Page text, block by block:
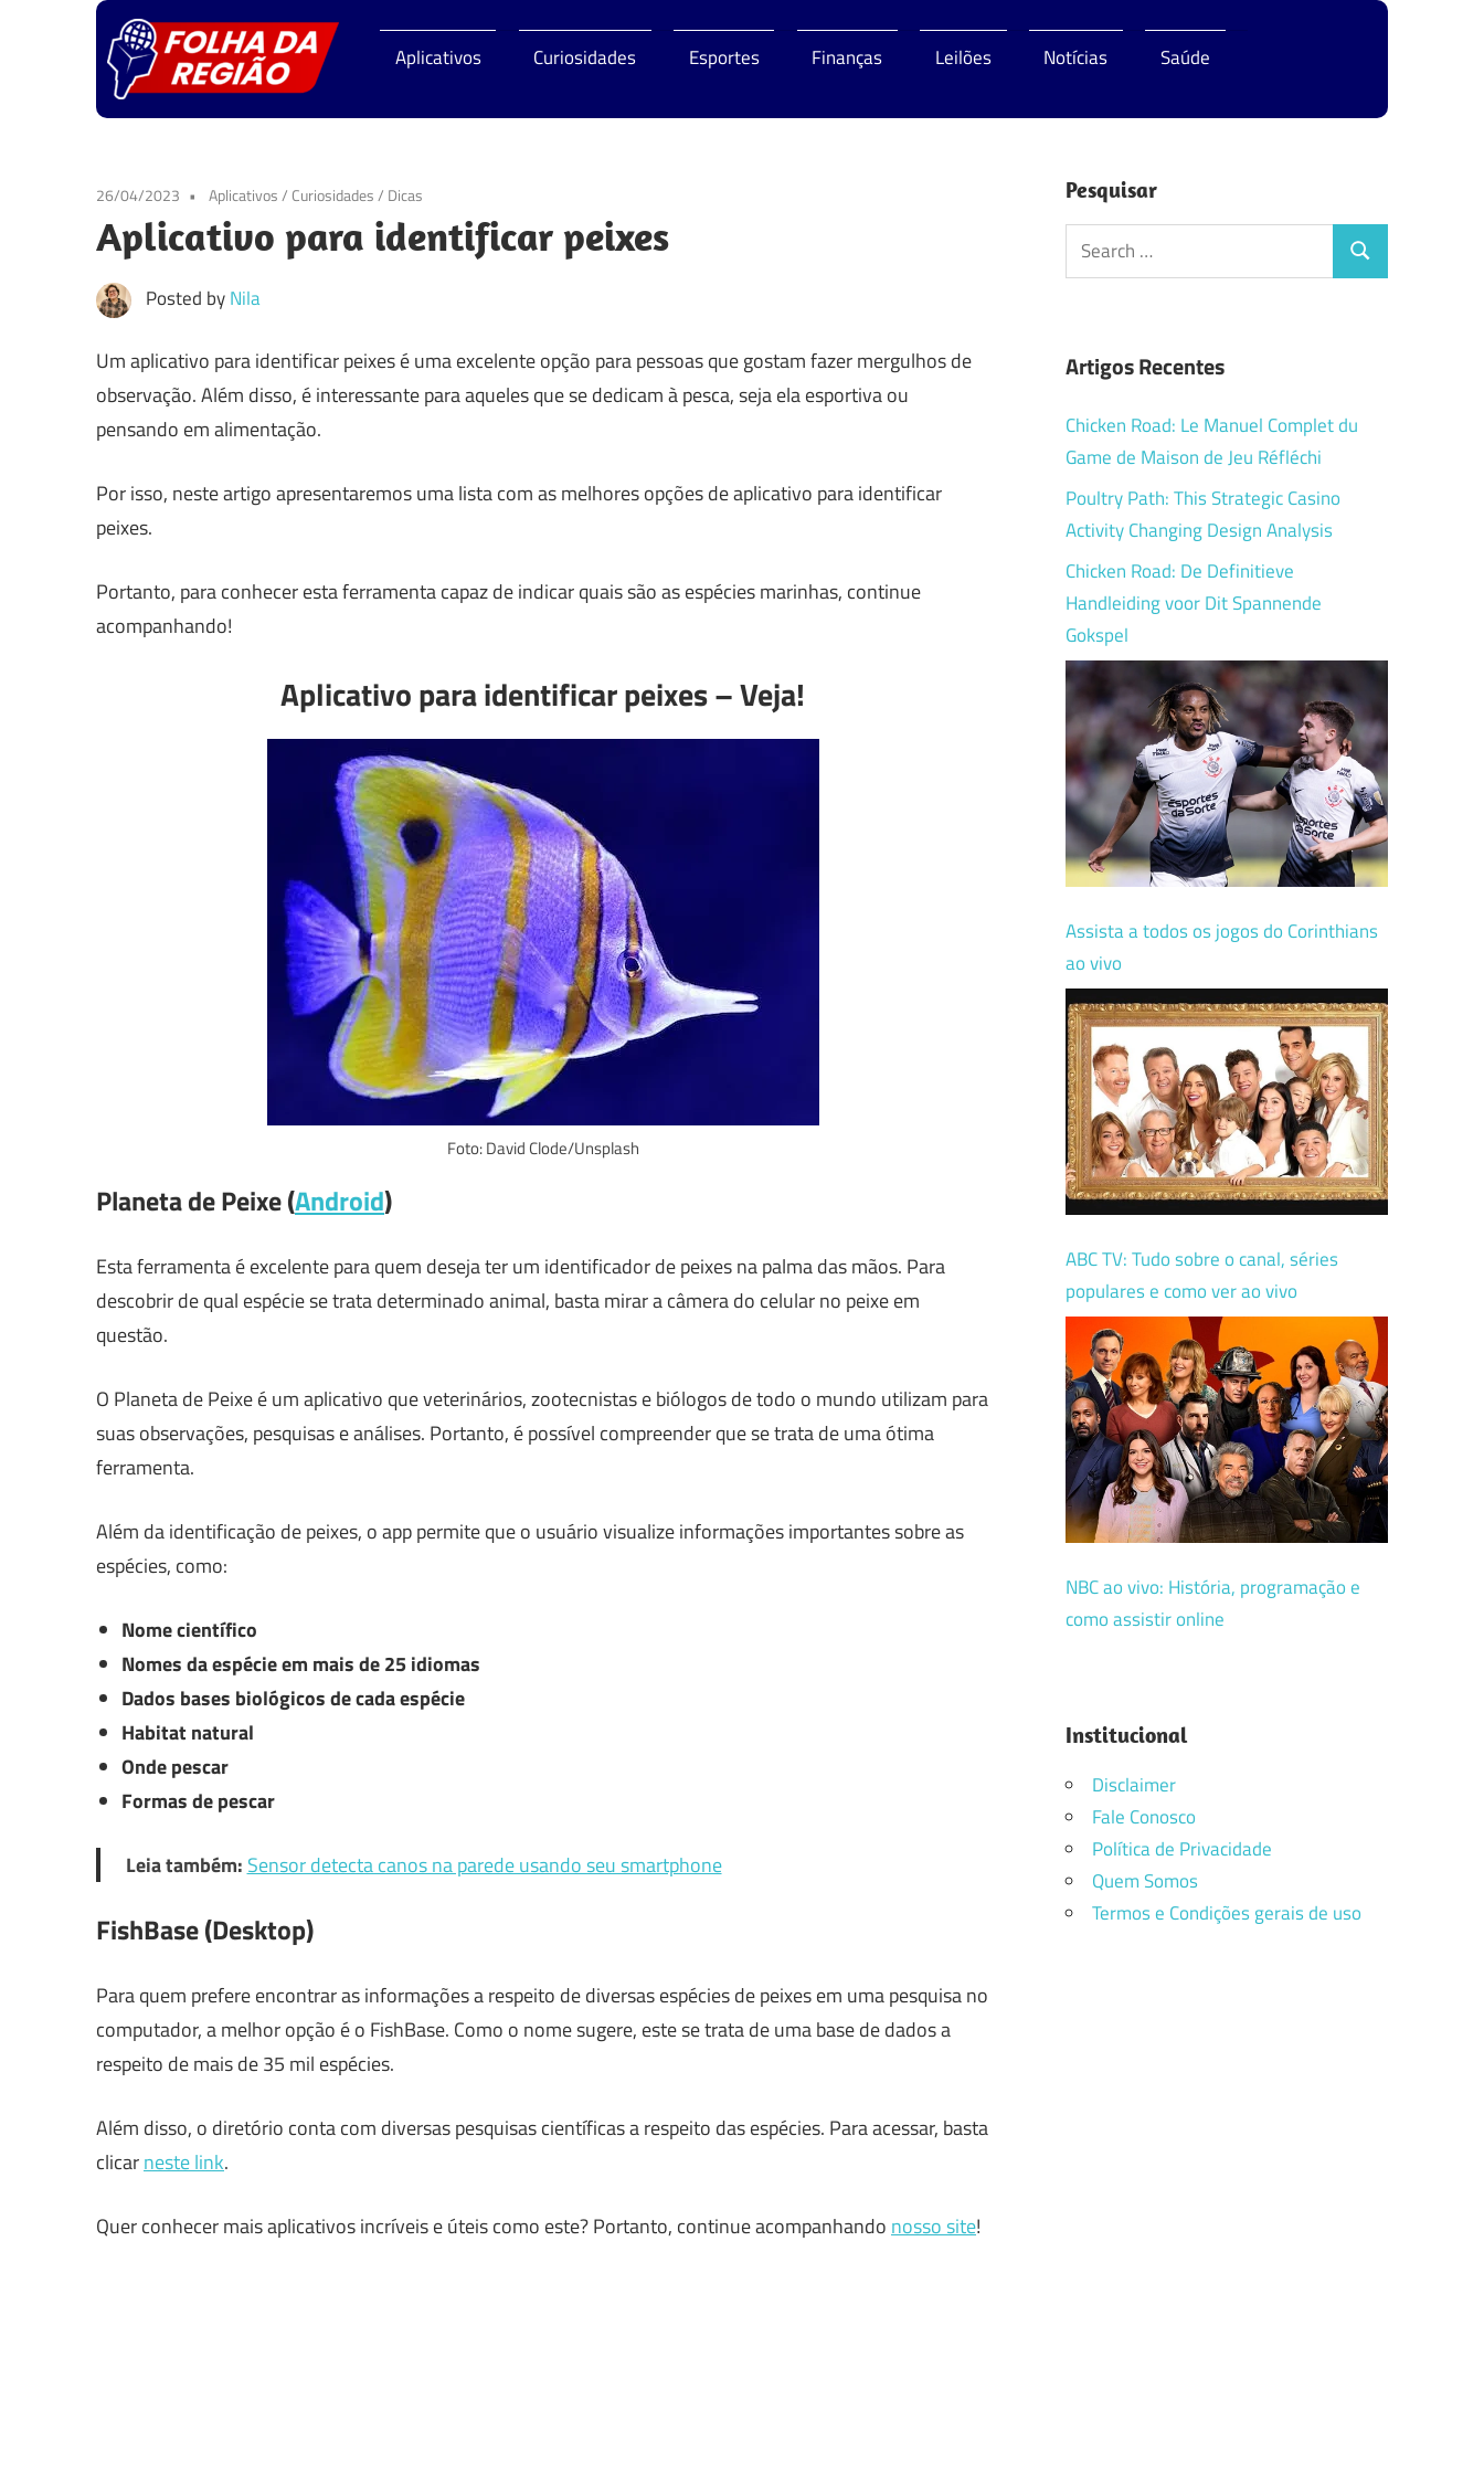
Skip
to
content
Folha
da
Região
Aplicativos Curiosidades Esportes Finanças Leilões Notícias Saúde
26/04/2023 Aplicativos/ Curiosidades/ Dicas
Aplicativo para identificar peixes
Posted byNila
Um aplicativo para identificar peixes é uma excelente opção para pessoas que gostam fazer mergulhos de
observação. Além disso, é interessante para aqueles que se dedicam à pesca, seja ela esportiva ou
pensando em alimentação.
Por isso, neste artigo apresentaremos uma lista com as melhores opções de aplicativo para identificar
peixes.
Portanto, para conhecer esta ferramenta capaz de indicar quais são as espécies marinhas, continue
acompanhando!
Aplicativo para identificar peixes – Veja!
Foto: David Clode/Unsplash
Planeta de Peixe (Android)
Esta ferramenta é excelente para quem deseja ter um identificador de peixes na palma das mãos. Para
descobrir de qual espécie se trata determinado animal, basta mirar a câmera do celular no peixe em
questão.
O Planeta de Peixe é um aplicativo que veterinários, zootecnistas e biólogos de todo o mundo utilizam para
suas observações, pesquisas e análises. Portanto, é possível compreender que se trata de uma ótima
ferramenta.
Além da identificação de peixes, o app permite que o usuário visualize informações importantes sobre as
espécies, como:
Nome científico
Nomes da espécie em mais de 25 idiomas
Dados bases biológicos de cada espécie
Habitat natural
Onde pescar
Formas de pescar
Leia também: Sensor detecta canos na parede usando seu smartphone
FishBase (Desktop)
Para quem prefere encontrar as informações a respeito de diversas espécies de peixes em uma pesquisa no
computador, a melhor opção é o FishBase. Como o nome sugere, este se trata de uma base de dados a
respeito de mais de 35 mil espécies.
Além disso, o diretório conta com diversas pesquisas científicas a respeito das espécies. Para acessar, basta
clicarneste link.
Quer conhecer mais aplicativos incríveis e úteis como este? Portanto, continue acompanhando nosso site!
Pesquisar
Search
for:
Search
Artigos Recentes
Chicken Road: Le Manuel Complet du
Game de Maison de Jeu Réfléchi
Poultry Path: This Strategic Casino
Activity Changing Design Analysis
Chicken Road: De Definitieve
Handleiding voor Dit Spannende
Gokspel
Assista a todos os jogos do Corinthians
ao vivo
ABC TV: Tudo sobre o canal, séries
populares e como ver ao vivo
NBC ao vivo: História, programação e
como assistir online
Institucional
Disclaimer
Fale Conosco
Política de Privacidade
Quem Somos
Termos e Condições gerais de uso